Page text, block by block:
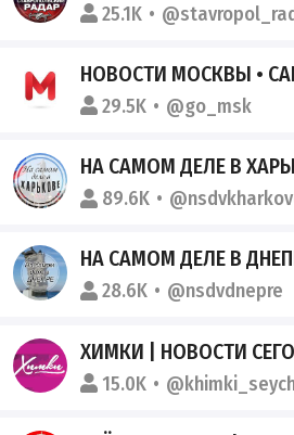
25.1K
НОВОСТИ МОСКВЫ •
29.5K @go_msk
НА САМОМ ДЕЛЕ В
89.6K
НА САМОМ ДЕЛЕ В
28.6K @nsdvdnepre
ХИМКИ | НОВОСТИ
15.0K